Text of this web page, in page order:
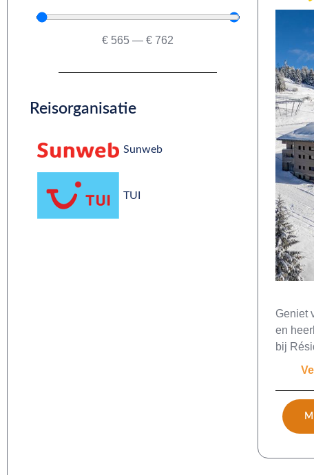
€ 565 —€ 762
Reisorganisatie
Sunweb
TUI
Geniet
en
bij